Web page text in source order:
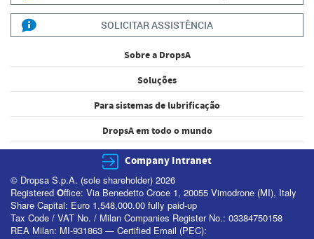
SOLICITAR ASSISTÊNCIA
Sobre a DropsA
Soluções
Para sistemas de lubrificação
DropsA em todo o mundo
Company Intranet
© Dropsa S.p.A. (sole shareholder) 2026
Registered Office: Via Benedetto Croce 1, 20055 Vimodrone (MI), Italy
Share Capital: Euro 1,548,000.00 fully paid-up
Tax Code / VAT No. / Milan Companies Register No.: 03384750158
REA Milan: MI-931863 — Certified Email (PEC):